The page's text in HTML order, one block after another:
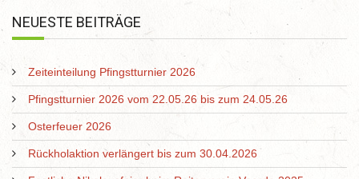
NEUESTE BEITRÄGE
Zeiteinteilung Pfingstturnier 2026
Pfingstturnier 2026 vom 22.05.26 bis zum 24.05.26
Osterfeuer 2026
Rückholaktion verlängert bis zum 30.04.2026